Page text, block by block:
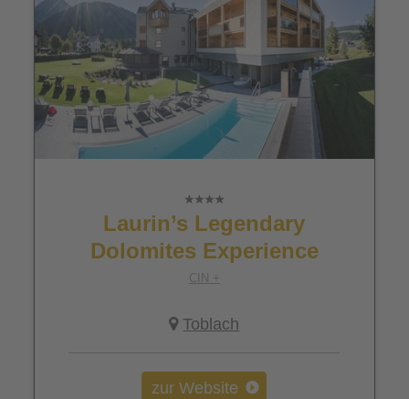
Laurin’s Legendary
Dolomites Experience
CIN +
Toblach
zur Website